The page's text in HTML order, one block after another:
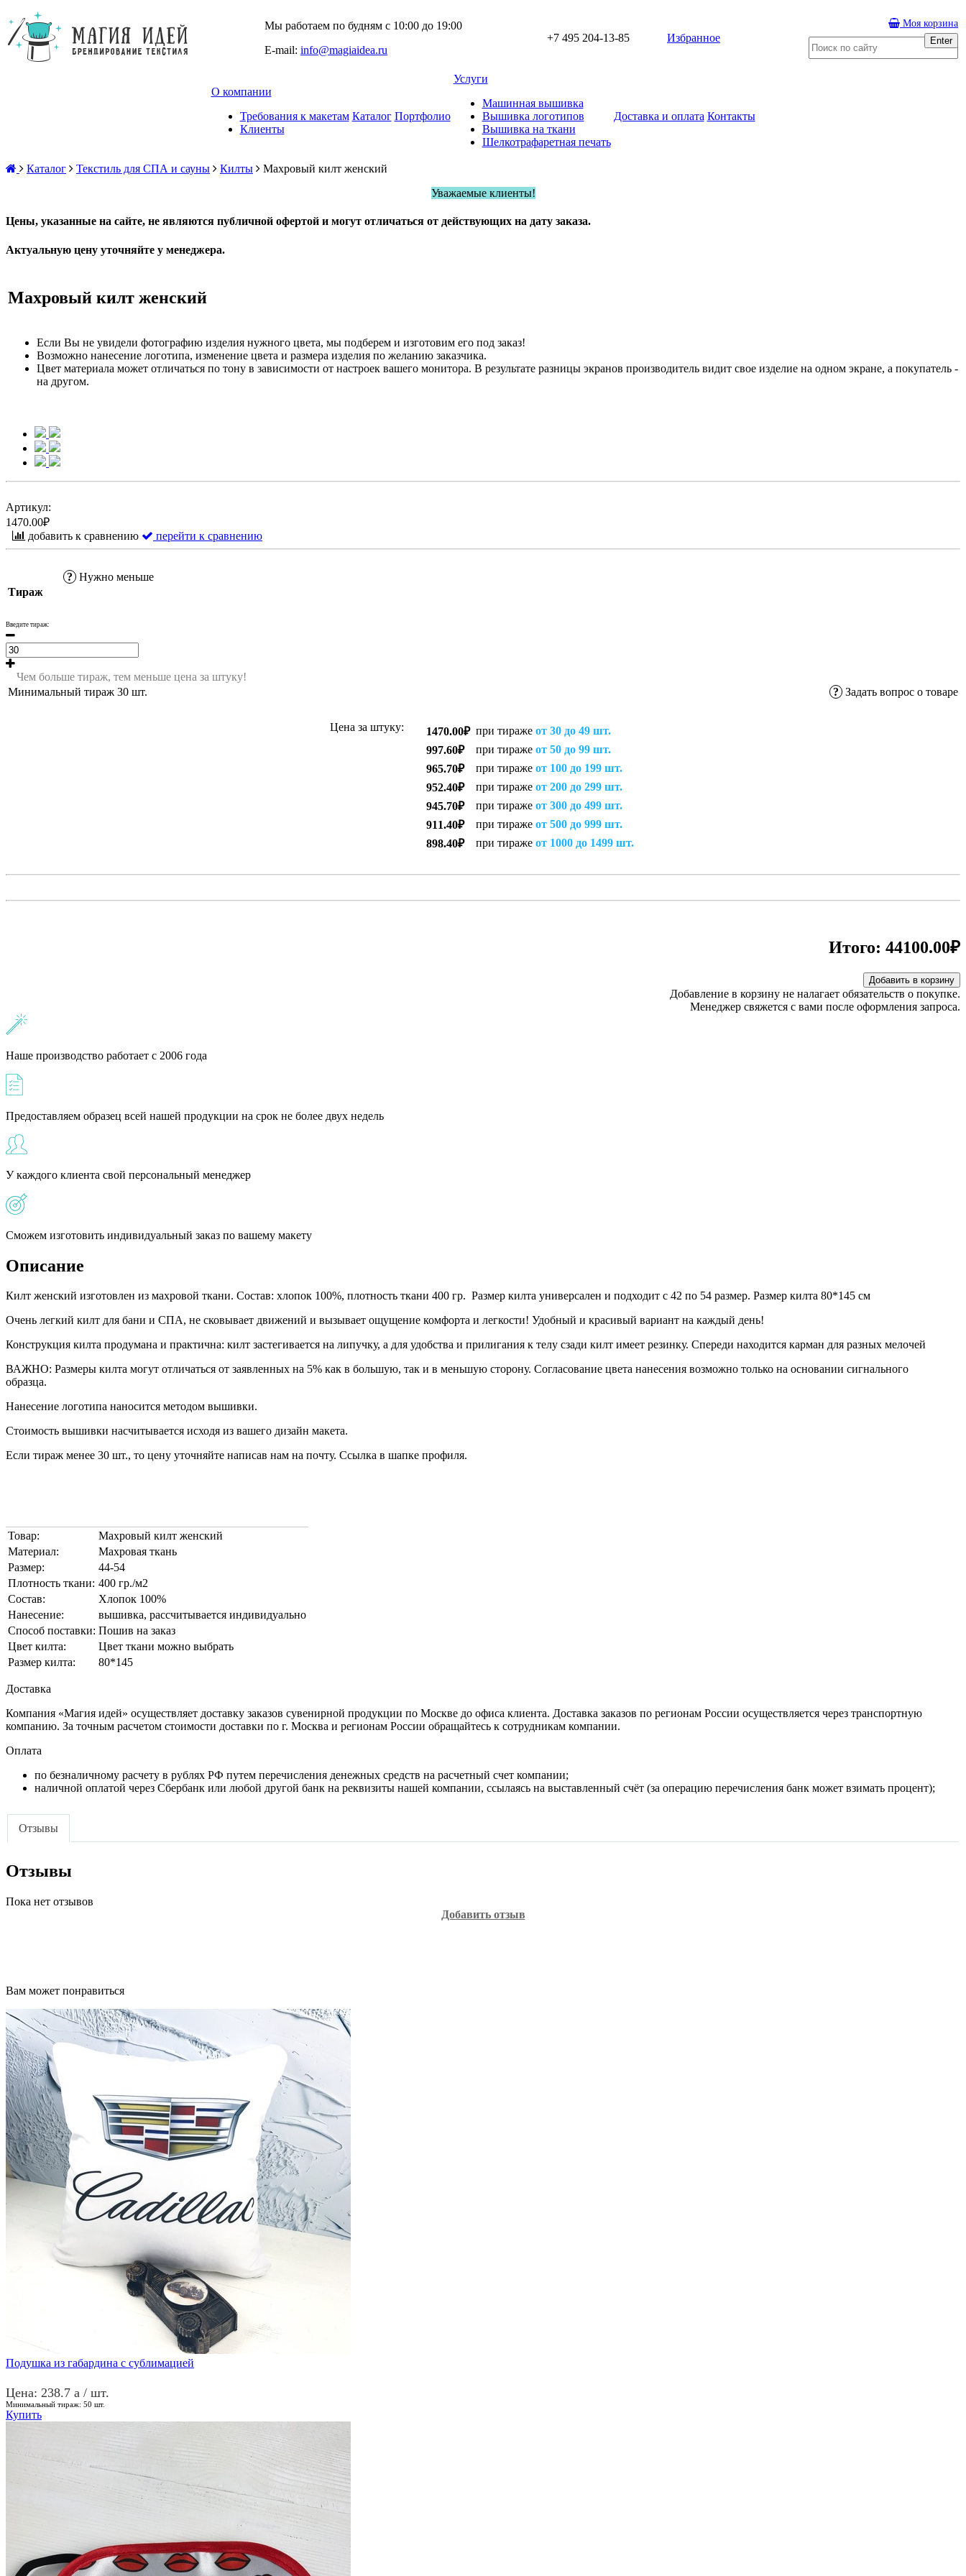
Мы работаем по будням с 10:00 до 19:00
E-mail: info@magiaidea.ru
+7 495 204-13-85 Избранное
Моя корзина
Enter
О компании
Требования к макетам
Клиенты
Каталог Портфолио
Услуги
Машинная вышивка
Вышивка логотипов
Вышивка на ткани
Шелкотрафаретная печать
Доставка и оплата Контакты
Каталог Текстиль для СПА и сауны Килты
Махровый килт женский
Уважаемые клиенты!
Цены, указанные на сайте, не являются публичной офертой и могут отличаться от действующих на дату заказа.
Актуальную цену уточняйте у менеджера.
Махровый килт женский
Если Вы не увидели фотографию изделия нужного цвета, мы подберем и изготовим его под заказ!
Возможно нанесение логотипа, изменение цвета и размера изделия по желанию заказчика.
Цвет материала может отличаться по тону в зависимости от настроек вашего монитора. В результате разницы экранов производитель видит свое изделие на одном экране, а покупатель -
на другом.
Артикул:
1470.00₽
добавить к сравнению
перейти к сравнению
Тираж
? Нужно меньше
Введите тираж:
Чем больше тираж, тем меньше цена за штуку!
Минимальный тираж 30 шт. ? Задать вопрос о товаре
Цена за штуку: 1470.00₽ при тираже от 30 до 49 шт.
997.60₽
при тираже от 50 до 99 шт.
965.70₽
при тираже от 100 до 199 шт.
952.40₽
при тираже от 200 до 299 шт.
945.70₽
при тираже от 300 до 499 шт.
911.40₽
при тираже от 500 до 999 шт.
898.40₽
при тираже от 1000 до 1499 шт.
Итого: 44100.00₽
Добавить в корзину
Добавление в корзину не налагает обязательств о покупке.
Менеджер свяжется с вами после оформления запроса.
Наше производство работает с 2006 года
Предоставляем образец всей нашей продукции на срок не более двух недель
У каждого клиента свой персональный менеджер
Сможем изготовить индивидуальный заказ по вашему макету
Описание
Килт женский изготовлен из махровой ткани. Состав: хлопок 100%, плотность ткани 400 гр. Размер килта универсален и подходит с 42 по 54 размер. Размер килта 80*145 см
Очень легкий килт для бани и СПА, не сковывает движений и вызывает ощущение комфорта и легкости! Удобный и красивый вариант на каждый день!
Конструкция килта продумана и практична: килт застегивается на липучку, а для удобства и прилигания к телу сзади килт имеет резинку. Спереди находится карман для разных мелочей
ВАЖНО: Размеры килта могут отличаться от заявленных на 5% как в большую, так и в меньшую сторону. Согласование цвета нанесения возможно только на основании сигнального
образца.
Нанесение логотипа наносится методом вышивки.
Стоимость вышивки насчитывается исходя из вашего дизайн макета.
Если тираж менее 30 шт., то цену уточняйте написав нам на почту. Ссылка в шапке профиля.
Товар:
Махровый килт женский
Материал:
Махровая ткань
Размер:
44-54
Плотность ткани: 400 гр./м2
Состав:
Хлопок 100%
Нанесение:
вышивка, рассчитывается индивидуально
Способ поставки: Пошив на заказ
Цвет килта:
Цвет ткани можно выбрать
Размер килта:
80*145
Доставка
Компания «Магия идей» осуществляет доставку заказов сувенирной продукции по Москве до офиса клиента. Доставка заказов по регионам России осуществляется через транспортную
компанию. За точным расчетом стоимости доставки по г. Москва и регионам России обращайтесь к сотрудникам компании.
Оплата
по безналичному расчету в рублях РФ путем перечисления денежных средств на расчетный счет компании;
наличной оплатой через Сбербанк или любой другой банк на реквизиты нашей компании, ссылаясь на выставленный счёт (за операцию перечисления банк может взимать процент);
Отзывы
Отзывы
Пока нет отзывов
Добавить отзыв
Вам может понравиться
Подушка из габардина с сублимацией
Цена: 238.7 a / шт.
Минимальный тираж: 50 шт.
Купить